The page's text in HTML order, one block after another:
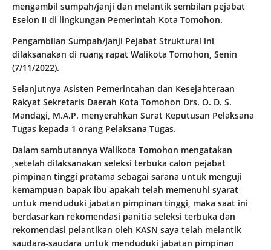
mengambil sumpah/janji dan melantik sembilan pejabat
Eselon II di lingkungan Pemerintah Kota Tomohon.
Pengambilan Sumpah/Janji Pejabat Struktural ini
dilaksanakan di ruang rapat Walikota Tomohon, Senin
(7/11/2022).
Selanjutnya Asisten Pemerintahan dan Kesejahteraan
Rakyat Sekretaris Daerah Kota Tomohon Drs. O. D. S.
Mandagi, M.A.P. menyerahkan Surat Keputusan Pelaksana
Tugas kepada 1 orang Pelaksana Tugas.
Dalam sambutannya Walikota Tomohon mengatakan
,setelah dilaksanakan seleksi terbuka calon pejabat
pimpinan tinggi pratama sebagai sarana untuk menguji
kemampuan bapak ibu apakah telah memenuhi syarat
untuk menduduki jabatan pimpinan tinggi, maka saat ini
berdasarkan rekomendasi panitia seleksi terbuka dan
rekomendasi pelantikan oleh KASN saya telah melantik
saudara-saudara untuk menduduki jabatan pimpinan